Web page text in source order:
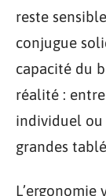
reste
conjugue
capacité du
réalité :
individuel ou
grandes
L’ergonomie